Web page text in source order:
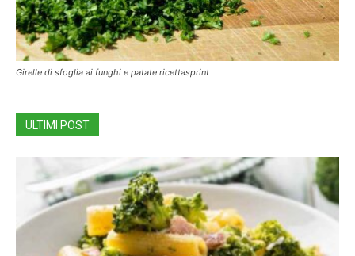
Girelle di sfoglia ai funghi e patate ricettasprint
ULTIMI POST